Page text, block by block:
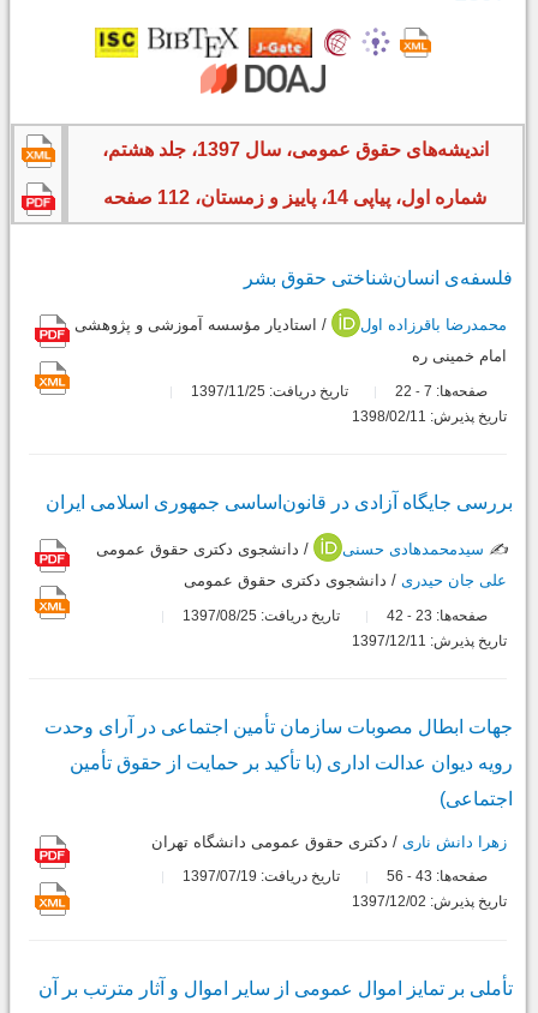
اندیشه‌های حقوق عمومی، سال 1397، جلد هشتم،
شماره اول، پیاپی 14، پاییز و زمستان، 112 صفحه
فلسفه‌ی انسان‌شناختی حقوق بشر
محمدرضا باقرزاده اول
/ استادیار مؤسسه آموزشی و پژوهشی
امام خمینی ره
صفحه‌ها: 7
-
تاریخ دریافت: 1397/11/25
تاریخ پذیرش: 1398/02/11
بررسی جایگاه آزادی در ‌قانون‌اساسی ‌‌جمهوری ‌اسلامی ‌ایران
✍️ سیدمحمدهادی حسنی
/ دانشجوی دکتری حقوق عمومی
علی جان حیدری / دانشجوی دکتری حقوق عمومی
صفحه‌ها: 23
-
تاریخ دریافت: 1397/08/25
تاریخ پذیرش: 1397/12/11
جهات ابطال مصوبات سازمان تأمین اجتماعی در آرای وحدت
رویه دیوان عدالت اداری (با تأکید بر حمایت از حقوق تأمین
اجتماعی)
زهرا دانش ناری / دکتری حقوق عمومی دانشگاه تهران
صفحه‌ها: 43
-
تاریخ دریافت: 1397/07/19
تاریخ پذیرش: 1397/12/02
تأملی بر تمایز اموال عمومی از سایر اموال و آثار مترتب بر آن